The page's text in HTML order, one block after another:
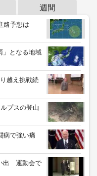
週間
路予想は
」となる地域
越え挑戦続
プスの登山
病で強い痛
出 運動会で